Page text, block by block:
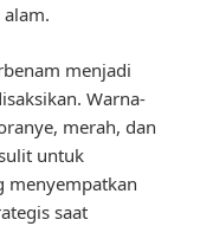
menjadi
Warna-
merah, dan
untuk
menyempatkan
saat